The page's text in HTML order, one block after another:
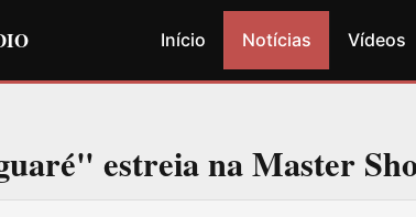
Início Notícias Vídeos
estreia na Master